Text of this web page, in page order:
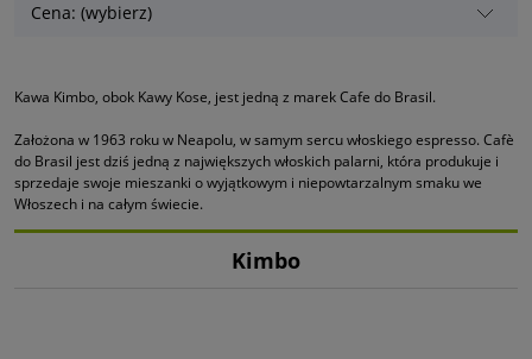
Cena: (wybierz)
Kawa Kimbo, obok Kawy Kose, jest jedną z marek Cafe do Brasil.
Założona w 1963 roku w Neapolu, w samym sercu włoskiego espresso. Cafè
do Brasil jest dziś jedną z największych włoskich palarni, która produkuje i
sprzedaje swoje mieszanki o wyjątkowym i niepowtarzalnym smaku we
Włoszech i na całym świecie.
Kimbo